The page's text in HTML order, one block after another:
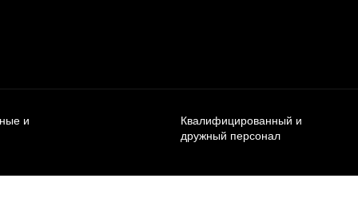
и
Квалифицированный и
дружный персонал